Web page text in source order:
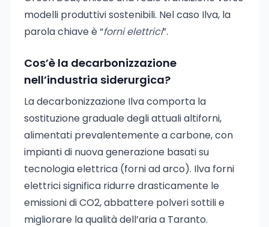
modelli produttivi sostenibili. Nel caso Ilva, la
parola chiave è “forni elettrici”.
Cos’è la decarbonizzazione
nell’industria siderurgica?
La decarbonizzazione Ilva comporta la
sostituzione graduale degli attuali altiforni,
alimentati prevalentemente a carbone, con
impianti di nuova generazione basati su
tecnologia elettrica (forni ad arco). Ilva forni
elettrici significa ridurre drasticamente le
emissioni di CO2, abbattere polveri sottili e
migliorare la qualità dell’aria a Taranto.